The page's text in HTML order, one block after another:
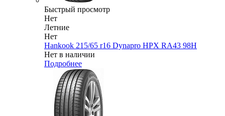
Быстрый просмотр
Нет
Летние
Нет
Hankook 215/65 r16 Dynapro HPX RA43 98H
Нет в наличии
Подробнее